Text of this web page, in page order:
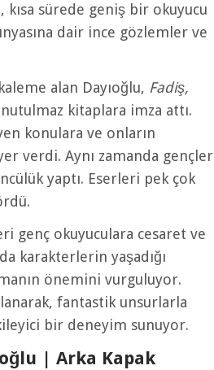
kısa sürede geniş bir okuyucu
dair ince gözlemler ve
alan Dayıoğlu, Fadiş,
kitaplara imza attı.
konulara ve onların
verdi. Aynı zamanda gençler
yaptı. Eserleri pek çok
genç okuyuculara cesaret ve
karakterlerin yaşadığı
önemini vurguluyor.
fantastik unsurlarla
bir deneyim sunuyor.
| Arka Kapak